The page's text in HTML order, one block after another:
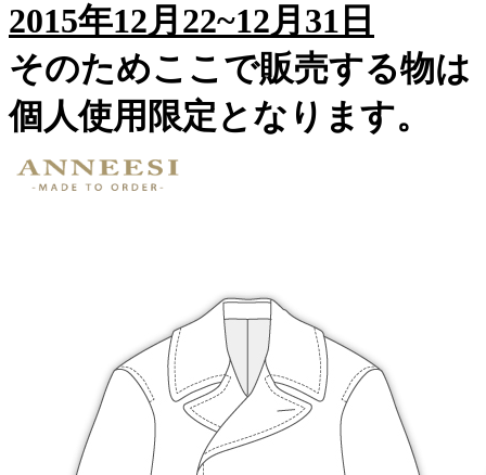
2015年12月22~12月31日
そのためここで販売する物は
個人使用限定となります。